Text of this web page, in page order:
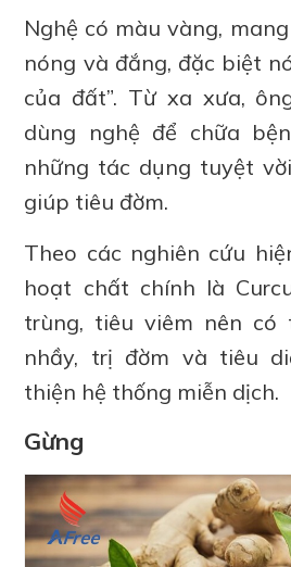
Nghệ có màu vàng,
nóng và đắng, đặc biệt
của đất”. Từ xa xưa,
dùng nghệ để chữa
những tác dụng tuyệt
giúp tiêu đờm.
Theo các nghiên cứu
hoạt chất chính là
trùng, tiêu viêm nên có
nhầy, trị đờm và tiêu
thiện hệ thống miễn dịch.
Gừng